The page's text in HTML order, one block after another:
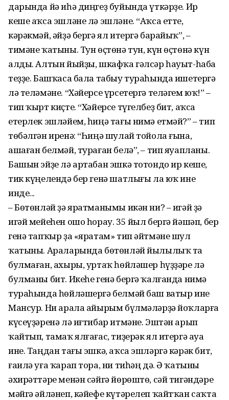
дарында йә иһә диңгеҙ буйында үткәрҙе. Ир
кеше аҡса эшләне лә эш­ләне. “Аҡса етте,
кәрәкмәй, әйҙә бергә ял итергә барайыҡ”, –
тимәне ҡатыны. Тун өҫтөнә тун, күн өҫтөнә күн
алды. Алтын йыйҙы, шкафҡа гәлсәр һауыт-һаба
теҙҙе. Башҡаса бала табыу тураһында ишетергә
лә теләмәне. “Хәйерсе үрсетергә теләгем юҡ!” –
тип ҡырт киҫте. “Хәйерсе түгелбеҙ бит, аҡса
етерлек эшләйем, һиңә тағы нимә етмәй?” – тип
төбәлгән иренә: “Һиңә шулай тойола ғына,
ашаған белмәй, тураған белә”, – тип яуапланы.
Башын эйҙе лә артабан эшкә тотондо ир кеше,
тик күңелендә бер генә шатлығы ла юҡ ине
инде...
– Бөтөнләй ҙә яратманымы икән ни? – игәй ҙә
игәй мейеһен ошо һорау. 35 йыл бергә йәшәп, бер
генә тапҡыр ҙа «яратам» тип әйтмәне шул
ҡатыны. Ара­ларында бөтөнләй йылылыҡ та
бул­маған, ахыры, уртаҡ һөйләшер һүҙҙәре лә
булманы бит. Икеһе генә бергә ҡалғанда нимә
тураһында һөйләшергә белмәй баш ватыр ине
Мансур. Ни арала айырым бүлмәләрҙә йоҡларға
күсеүҙәренә лә иғтибар итмәне. Эштән арып
ҡайтып, тамаҡ ялғағас, тиҙерәк ял итергә ауа
ине. Таңдан тағы эшкә, аҡса эшләргә кәрәк бит,
ғаилә уға ҡарап тора, ни тиһәң дә. Ә ҡатыны
әхирәттәре менән сәйгә йөрөштө, сәй тигәндәре
мәйгә әйләнеп, кәйефе күтәрелеп ҡайтҡан саҡта